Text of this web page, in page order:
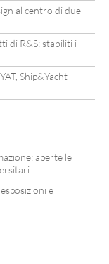
al centro di due
di R&S: stabiliti i
Ship&Yacht
aperte le
e